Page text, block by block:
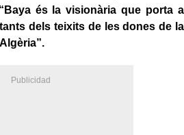
“Baya és la visionària que porta a
dels teixits de les dones de la